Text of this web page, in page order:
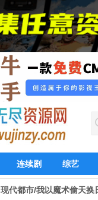
连续剧 综艺
现代都市/我以魔术偷天换